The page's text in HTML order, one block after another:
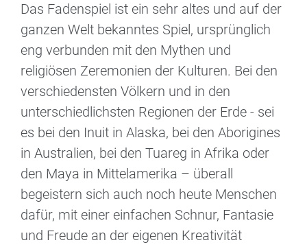
Das Fadenspiel ist ein sehr altes und auf der
ganzen Welt bekanntes Spiel, ursprünglich
eng verbunden mit den Mythen und
religiösen Zeremonien der Kulturen. Bei den
verschiedensten Völkern und in den
unterschiedlichsten Regionen der Erde - sei
es bei den Inuit in Alaska, bei den Aborigines
in Australien, bei den Tuareg in Afrika oder
den Maya in Mittelamerika – überall
begeistern sich auch noch heute Menschen
dafür, mit einer einfachen Schnur, Fantasie
und Freude an der eigenen Kreativität